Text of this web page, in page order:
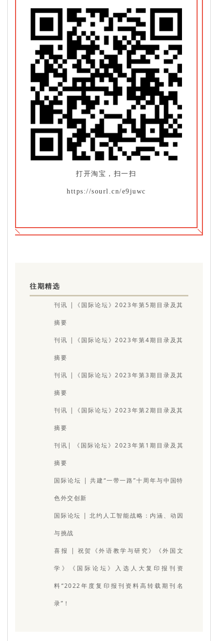
打开淘宝，扫一扫
https://sourl.cn/e9juwc
往期精选
刊讯 |《国际论坛》2023年第5期目录及其
摘要
刊讯 |《国际论坛》2023年第4期目录及其
摘要
刊讯 |《国际论坛》2023年第3期目录及其
摘要
刊讯 |《国际论坛》2023年第2期目录及其
摘要
刊讯| 《国际论坛》2023年第1期目录及其
摘要
国际论坛 | 共建“一带一路”十周年与中国特
色外交创新
国际论坛 | 北约人工智能战略：内涵、动因
与挑战
喜报 | 祝贺《外语教学与研究》《外国文
学》《国际论坛》入选人大复印报刊资
料“2022年度复印报刊资料高转载期刊名
录”！